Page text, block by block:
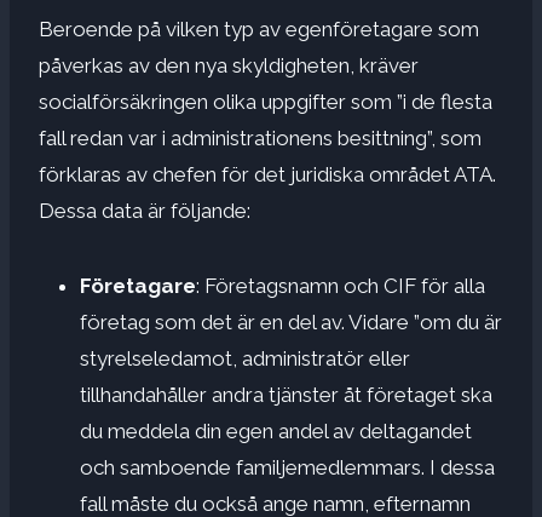
Beroende på vilken typ av egenföretagare som
påverkas av den nya skyldigheten, kräver
socialförsäkringen olika uppgifter som ”i de flesta
fall redan var i administrationens besittning”, som
förklaras av chefen för det juridiska området ATA.
Dessa data är följande:
Företagare: Företagsnamn och CIF för alla
företag som det är en del av. Vidare ”om du är
styrelseledamot, administratör eller
tillhandahåller andra tjänster åt företaget ska
du meddela din egen andel av deltagandet
och samboende familjemedlemmars. I dessa
fall måste du också ange namn, efternamn